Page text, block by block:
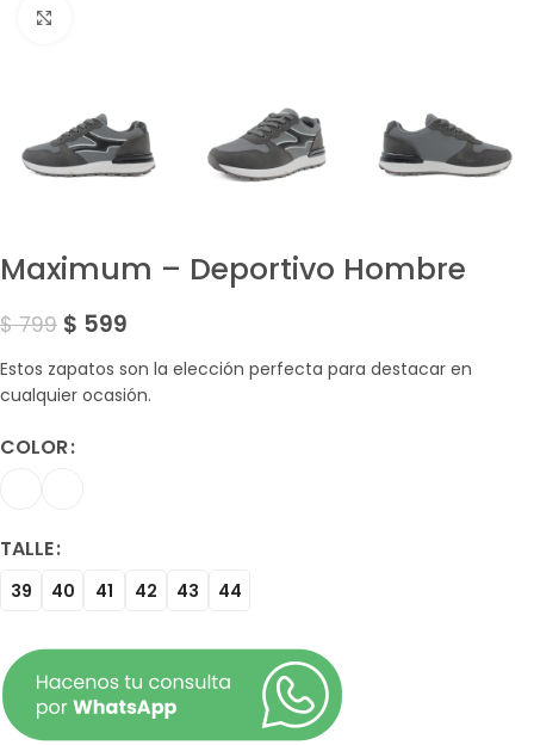
Maximum – Deportivo Hombre
$799 $ 599
Estos zapatos son la elección perfecta para destacar en
cualquier ocasión.
COLOR
TALLE
39 40 41 42 43 44